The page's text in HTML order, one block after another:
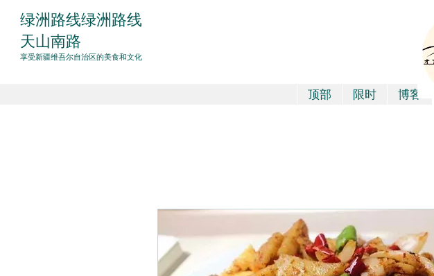
绿洲路线绿洲路线
天山南路
享受新疆维吾尔自治区的美食和文化
顶部 限时 博客